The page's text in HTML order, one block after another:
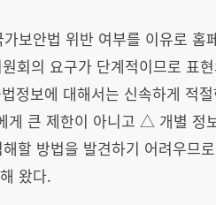
보안법 위반 여부를 이유로 홈
의 요구가 단계적이므로 표
보에 대해서는 신속하게 적
큰 제한이 아니고 △ 개별 정
할 방법을 발견하기 어려우므
왔다.